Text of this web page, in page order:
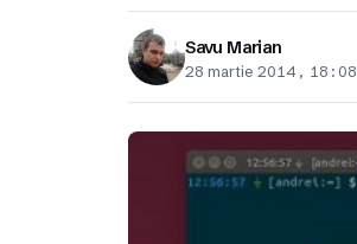
Savu Marian
28 martie 2014, 18:08